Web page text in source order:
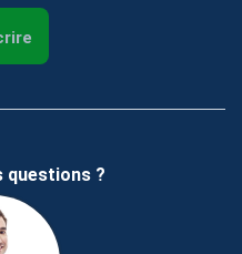
questions ?